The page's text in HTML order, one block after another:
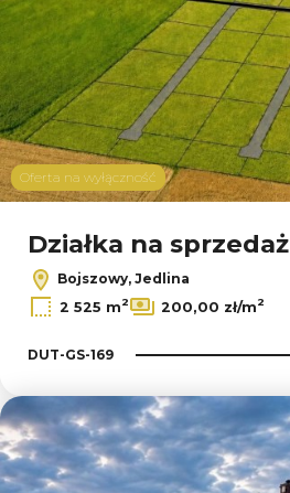
Oferta na wyłączność
Działka na sprzedaż
Bojszowy, Jedlina
2 525 m2 200,00 zł/m2
DUT-GS-169